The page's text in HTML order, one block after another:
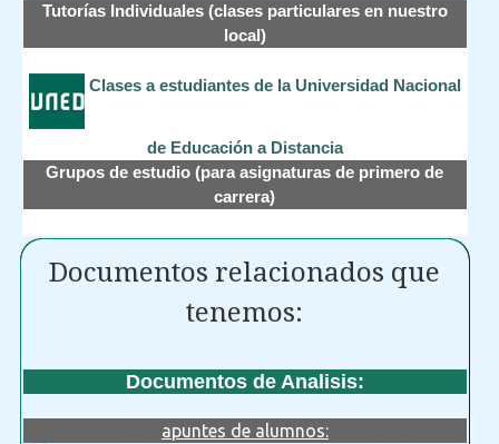
Tutorías Individuales (clases particulares en nuestro
local)
Clases a estudiantes de la Universidad Nacional
de Educación a Distancia
Grupos de estudio (para asignaturas de primero de
carrera)
Documentos relacionados que
tenemos:
Documentos de Analisis:
apuntes de alumnos: